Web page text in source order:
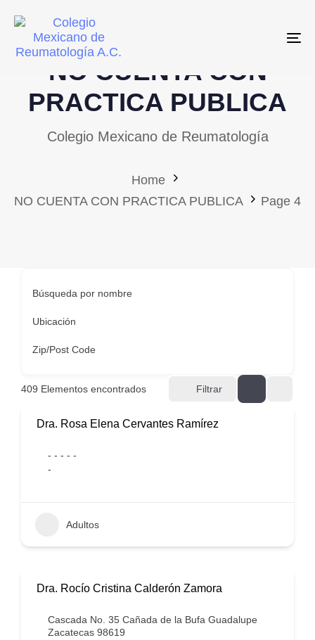
links
primary
navigationNO CUENTA CON
PRACTICA PUBLICA
Colegio Mexicano de Reumatología
Home
NO CUENTA CON PRACTICA PUBLICA
Page 4
Búsqueda por nombre
Ubicación
Zip/Post Code
409 Elementos encontrados Filtrar
Dra. Rosa Elena Cervantes Ramírez
- - - - -
-
Adultos
Dra. Rocío Cristina Calderón Zamora
Cascada No. 35 Cañada de la Bufa Guadalupe
Zacatecas 98619